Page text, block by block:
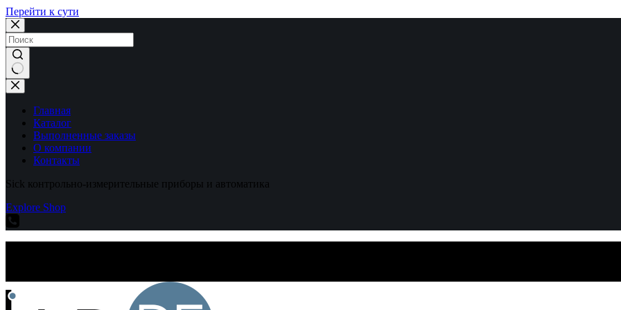
Перейти к сути
Ничего
не
найденоГлавная
Каталог
Выполненные заказы
О компании
Контакты
Sick контрольно-измерительные приборы и автоматика
Explore Shop